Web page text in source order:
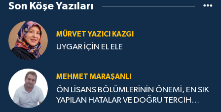
Son Köşe Yazıları
MÜRVET YAZICI KAZGI
UYGAR İÇİN EL ELE
MEHMET MARAŞANLI
ÖN LİSANS BÖLÜMLERİNİN ÖNEMİ, EN SIK
YAPILAN HATALAR VE DOĞRU TERCİH